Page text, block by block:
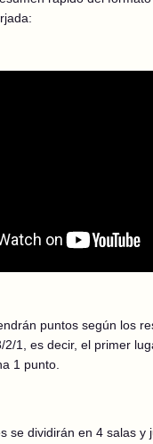
puntos según los
1, es decir, el primer
1 punto.
se dividirán en 4 salas y